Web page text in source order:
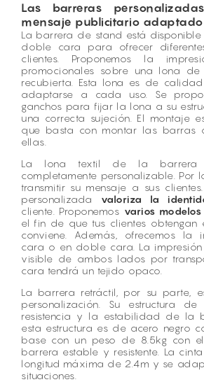
Las barreras
mensaje publicitario adaptado
La barrera de stand está
doble cara para ofrecer
clientes. Proponemos la
promocionales sobre una lona de
recubierta. Esta lona es de
adaptarse a cada uso. Se
ganchos para fijar la lona a su
una correcta sujeción. El montaje
que basta con montar las barras
ellas.
La lona textil de la barrera
completamente personalizable. Por
transmitir su mensaje a sus
personalizada valoriza la
cliente. Proponemos varios
el fin de que tus clientes obtengan
conviene. Además, ofrecemos la
cara o en doble cara. La
visible de ambos lados por
cara tendrá un tejido opaco.
La barrera retráctil, por su parte,
personalización. Su estructura
resistencia y la estabilidad de la
esta estructura es de acero negro
base con un peso de 8.5kg con
barrera estable y resistente. La
longitud máxima de 2.4m y se
situaciones.